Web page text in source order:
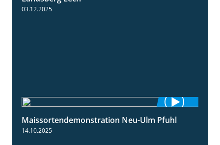
03.12.2025
7:10
Maissortendemonstration Neu-Ulm Pfuhl
14.10.2025